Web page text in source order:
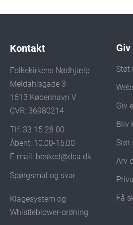
Kontakt
Folkekirkens Nødhjælp
Meldahlsgade 3
1613 København V
CVR: 36980214
Tlf: 33 15 28 00
Åbent: 10:00-15:00
E-mail: besked@dca.dk
Spørgsmål og svar
Klagesystem og
Whistleblower-ordning
Støt
Giv
Bliv
Støt
Arv
Få